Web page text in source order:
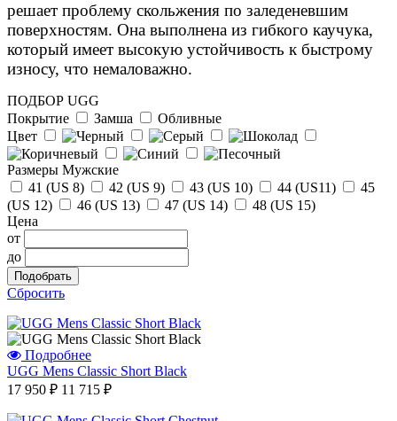
решает проблему скольжения по заледеневшим
поверхностям. Она выполнена из гибкого каучука,
который имеет высокую устойчивость к быстрому
износу, что немаловажно.
ПОДБОР UGG
Покрытие
Замша
Обливные
Цвет
Размеры Мужские
41 (US 8)
42 (US 9) 43 (US 10) 44 (US11)
45
(US 12)
46 (US 13) 47 (US 14)
48 (US 15)
Цена
от
до
Сбросить
Подробнее
UGG Mens Classic Short Black
17 950 ₽ 11 715 ₽